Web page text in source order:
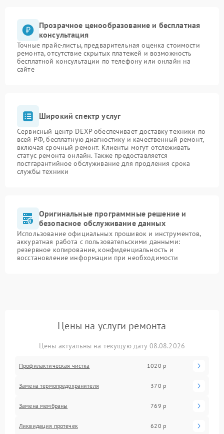
Прозрачное ценообразование и бесплатная
консультация
Точные прайс-листы, предварительная оценка стоимости
ремонта, отсутствие скрытых платежей и возможность
бесплатной консультации по телефону или онлайн на
сайте
Широкий спектр услуг
Сервисный центр DEXP обеспечивает доставку техники по
всей РФ, бесплатную диагностику и качественный ремонт,
включая срочный ремонт. Клиенты могут отслеживать
статус ремонта онлайн. Также предоставляется
постгарантийное обслуживание для продления срока
службы техники
Оригинальные программные решение и
безопасное обслуживание данных
Использование официальных прошивок и инструментов,
аккуратная работа с пользовательскими данными:
резервное копирование, конфиденциальность и
восстановление информации при необходимости
Цены на услуги ремонта
Цены актуальны на текущую дату 08.08.2026
Профилактическая чистка 1020 р
Замена термопредохранителя 370 р
Замена мембраны 769 р
Ликвидация протечек 620 р